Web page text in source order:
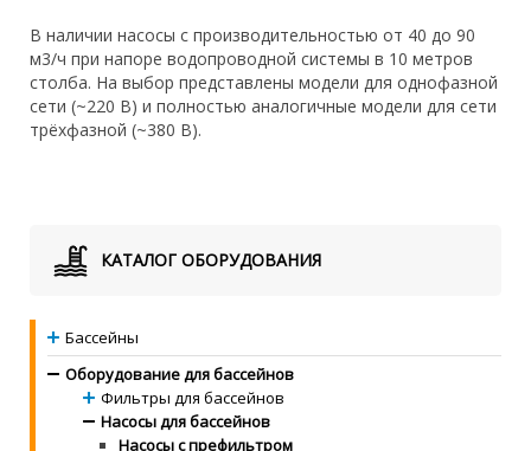
В наличии насосы с производительностью от 40 до 90
м3/ч при напоре водопроводной системы в 10 метров
столба. На выбор представлены модели для однофазной
сети (~220 В) и полностью аналогичные модели для сети
трёхфазной (~380 В).
КАТАЛОГ ОБОРУДОВАНИЯ
Бассейны
Оборудование для бассейнов
Фильтры для бассейнов
Насосы для бассейнов
Насосы с префильтром